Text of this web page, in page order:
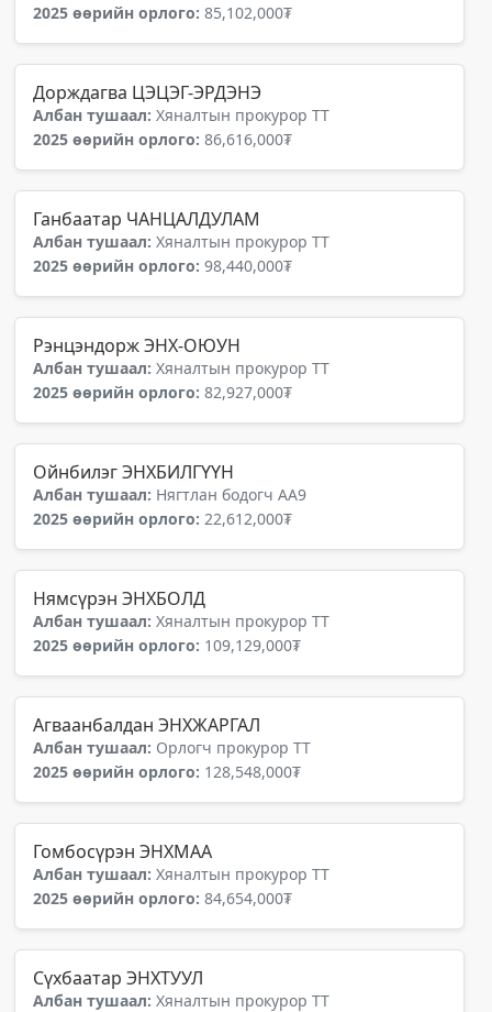
2025 өөрийн орлого: 85,102,000₮
Дорждагва ЦЭЦЭГ-ЭРДЭНЭ
Албан тушаал: Хяналтын прокурор ТТ
2025 өөрийн орлого: 86,616,000₮
Ганбаатар ЧАНЦАЛДУЛАМ
Албан тушаал: Хяналтын прокурор ТТ
2025 өөрийн орлого: 98,440,000₮
Рэнцэндорж ЭНХ-ОЮУН
Албан тушаал: Хяналтын прокурор ТТ
2025 өөрийн орлого: 82,927,000₮
Ойнбилэг ЭНХБИЛГҮҮН
Албан тушаал: Нягтлан бодогч АА9
2025 өөрийн орлого: 22,612,000₮
Нямсүрэн ЭНХБОЛД
Албан тушаал: Хяналтын прокурор ТТ
2025 өөрийн орлого: 109,129,000₮
Агваанбалдан ЭНХЖАРГАЛ
Албан тушаал: Орлогч прокурор ТТ
2025 өөрийн орлого: 128,548,000₮
Гомбосүрэн ЭНХМАА
Албан тушаал: Хяналтын прокурор ТТ
2025 өөрийн орлого: 84,654,000₮
Сүхбаатар ЭНХТУУЛ
Албан тушаал: Хяналтын прокурор ТТ